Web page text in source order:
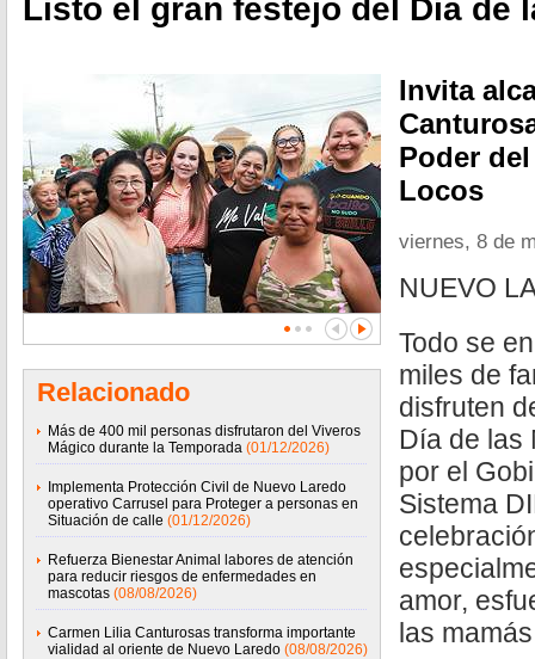
Listo el gran festejo del Día de
Relacionado
Más de 400 mil personas disfrutaron del Viveros
Mágico durante la Temporada (01/12/2026)
Implementa Protección Civil de Nuevo Laredo
operativo Carrusel para Proteger a personas en
Situación de calle (01/12/2026)
Refuerza Bienestar Animal labores de atención
para reducir riesgos de enfermedades en
mascotas (08/08/2026)
Carmen Lilia Canturosas transforma importante
vialidad al oriente de Nuevo Laredo (08/08/2026)
Invita
Poder
Locos
viernes, 8 de
NUEVO
Todo se
miles de
disfruten
Día de las
por el
Sistema
amor,
las